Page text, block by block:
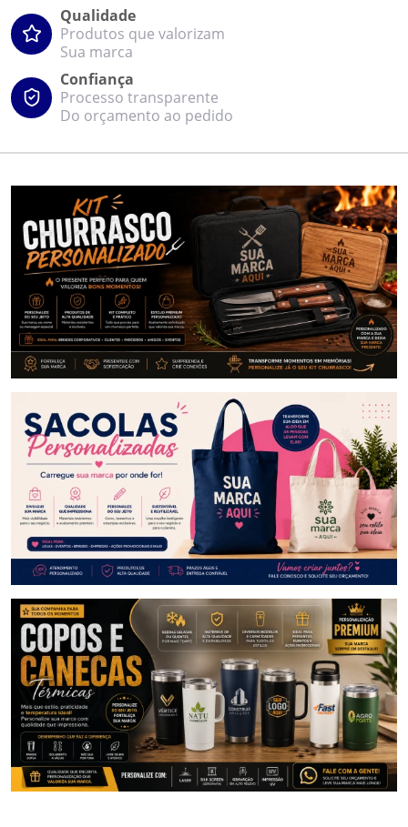
Qualidade
Produtos que valorizam
Sua marca
Confiança
Processo transparente
Do orçamento ao pedido